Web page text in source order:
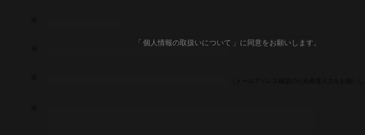
「 個人情報の取扱いについて 」に同意をお願いします。